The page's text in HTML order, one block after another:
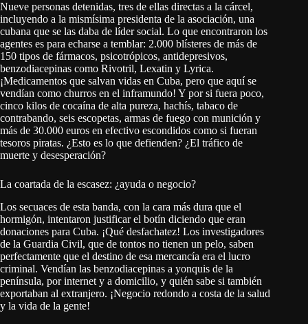
Nueve personas detenidas, tres de ellas directas a la cárcel,
incluyendo a la mismísima presidenta de la asociación, una
cubana que se las daba de líder social. Lo que encontraron los
agentes es para echarse a temblar: 2.000 blísteres de más de
150 tipos de fármacos, psicotrópicos, antidepresivos,
benzodiacepinas como Rivotril, Lexatin y Lyrica.
¡Medicamentos que salvan vidas en Cuba, pero que aquí se
vendían como churros en el inframundo! Y por si fuera poco,
cinco kilos de cocaína de alta pureza, hachís, tabaco de
contrabando, seis escopetas, armas de fuego con munición y
más de 30.000 euros en efectivo escondidos como si fueran
tesoros piratas. ¿Esto es lo que defienden? ¿El tráfico de
muerte y desesperación?
La coartada de la escasez: ¿ayuda o negocio?
Los secuaces de esta banda, con la cara más dura que el
hormigón, intentaron justificar el botín diciendo que eran
donaciones para Cuba. ¡Qué desfachatez! Los investigadores
de la Guardia Civil, que de tontos no tienen un pelo, saben
perfectamente que el destino de esa mercancía era el lucro
criminal. Vendían las benzodiacepinas a yonquis de la
península, por internet y a domicilio, y quién sabe si también
exportaban al extranjero. ¡Negocio redondo a costa de la salud
y la vida de la gente!